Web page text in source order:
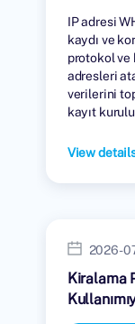
IP adresi
kaydı ve
protokol ve
adresleri
verilerini
kayıt
View
2026-
Kiralama